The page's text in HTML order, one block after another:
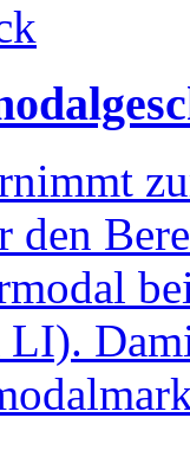
den